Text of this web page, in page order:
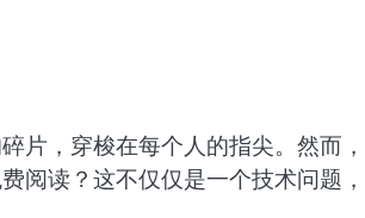
片，穿梭在每个人的指尖。然而，
阅读？这不仅仅是一个技术问题，